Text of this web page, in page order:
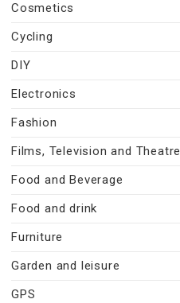
Cosmetics
Cycling
DIY
Electronics
Fashion
Films, Television and Theatre
Food and Beverage
Food and drink
Furniture
Garden and leisure
GPS